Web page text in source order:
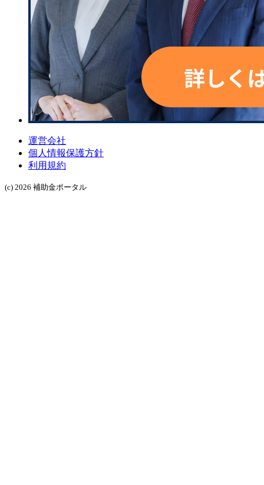
運営会社
個人情報保護方針
利用規約
(c) 2026 補助金ポータル